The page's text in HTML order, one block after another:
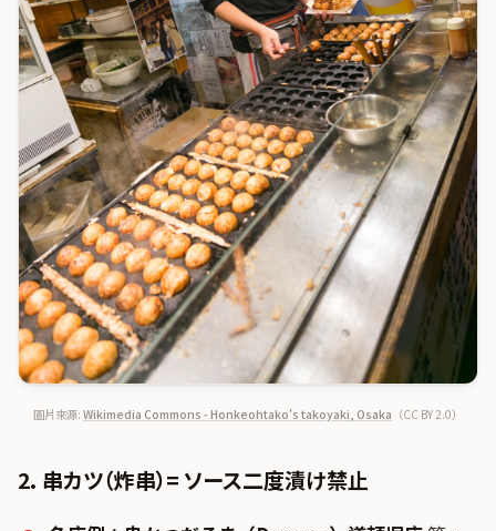
圖片來源: Wikimedia Commons - Honkeohtako's takoyaki, Osaka （CC BY 2.0）
2. 串カツ（炸串）= ソース二度漬け禁止